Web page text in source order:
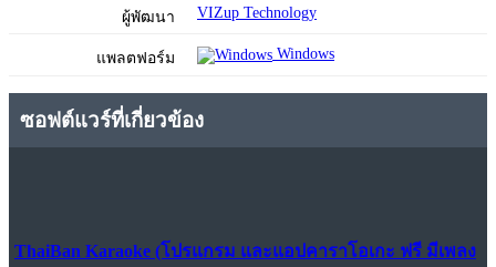
ผู้พัฒนา VIZup Technology
แพลตฟอร์ม Windows
ซอฟต์แวร์ที่เกี่ยวข้อง
ThaiBan Karaoke (โปรแกรม และแอปคาราโอเกะ ฟรี มีเพลง